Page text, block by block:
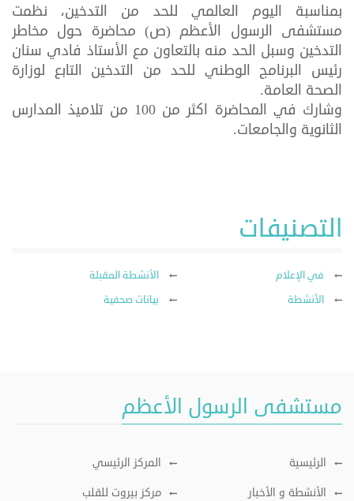
بمناسبة اليوم العالمي للحد من التدخين، نظمت
مستشفى الرسول الأعظم (ص) محاضرة حول مخاطر
التدخين وسبل الحد منه بالتعاون مع الأستاذ فادي سنان
رئيس البرنامج الوطني للحد من التدخين التابع لوزارة
الصحة العامة.
وشارك في المحاضرة اكثر من 100 من تلاميذ المدارس
الثانوية والجامعات.
التصنيفات
في الإعلام
الأنشطة المقبلة
الأنشطة
بيانات صحفية
مستشفى الرسول الأعظم
الرئيسية
المركز الرئيسي
الأنشطة و الأخبار
مركز بيروت للقلب